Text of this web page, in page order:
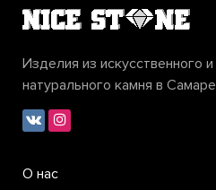
Изделия из искусственного и
натурального камня в Самаре
О нас